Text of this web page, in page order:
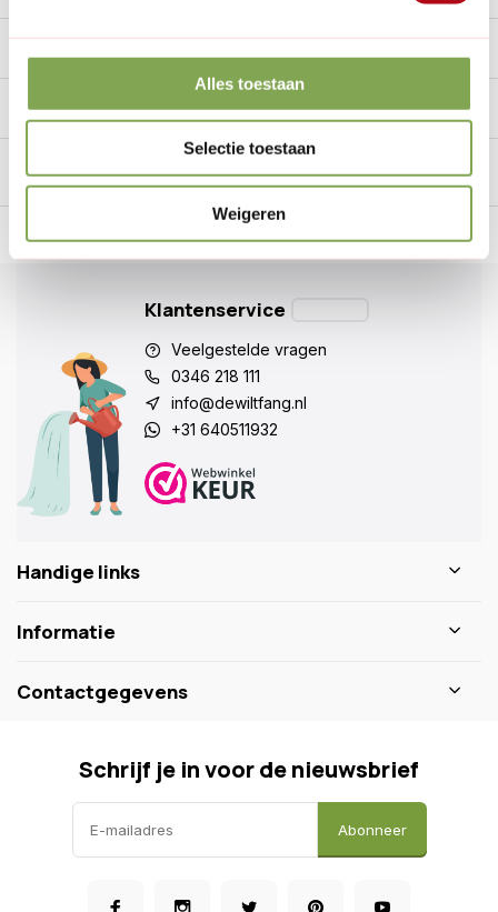
Alles toestaan
Selectie toestaan
Weigeren
Handig voor erbij
Al28 jaarde tuinspecialist
Klantenservice
Veelgestelde vragen
0346 218 111
info@dewiltfang.nl
+31 640511932
Handige links
Informatie
Contactgegevens
Schrijf je in voor de nieuwsbrief
Abonneer